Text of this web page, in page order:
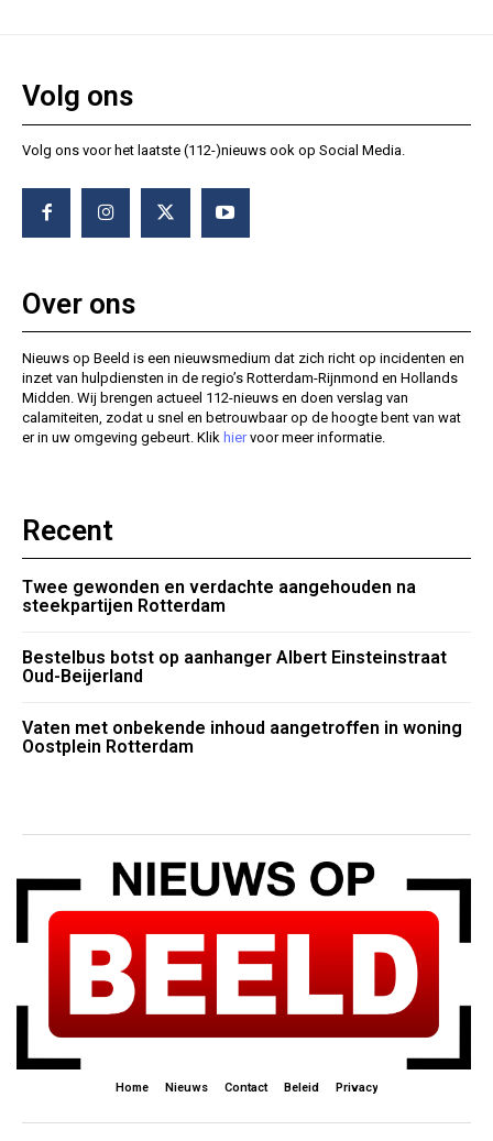
Volg ons
Volg ons voor het laatste (112-)nieuws ook op Social Media.
Over ons
Nieuws op Beeld is een nieuwsmedium dat zich richt op incidenten en
inzet van hulpdiensten in de regio’s Rotterdam-Rijnmond en Hollands
Midden. Wij brengen actueel 112-nieuws en doen verslag van
calamiteiten, zodat u snel en betrouwbaar op de hoogte bent van wat
er in uw omgeving gebeurt. Klik hiervoor meer informatie.
Recent
Twee gewonden en verdachte aangehouden na
steekpartijen Rotterdam
Bestelbus botst op aanhanger Albert Einsteinstraat
Oud-Beijerland
Vaten met onbekende inhoud aangetroffen in woning
Oostplein Rotterdam
Home Nieuws Contact Beleid Privacy